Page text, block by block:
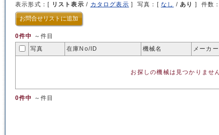
表示形式：[ リスト表示 / カタログ表示 ] 写真：[ なし / あり ] 件数
お問合せリストに追加
0件中
～件目
写真
在庫No/ID 機械名 メーカ
0件中 ～件目
お探しの機械は見つかりませ